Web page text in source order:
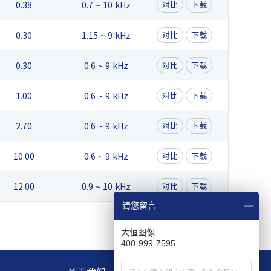
0.38 0.7 ~ 10 kHz 对比 下载
0.30 1.15 ~ 9 kHz 对比 下载
0.30 0.6 ~ 9 kHz 对比 下载
1.00 0.6 ~ 9 kHz 对比 下载
2.70 0.6 ~ 9 kHz 对比 下载
10.00 0.6 ~ 9 kHz 对比 下载
12.00 0.9 ~ 10 kHz 对比 下载
请您留言
大恒图像
400-999-7595